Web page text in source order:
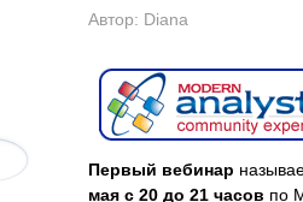
Автор: Diana
Первый вебинар
мая с 20 до 21 часов по